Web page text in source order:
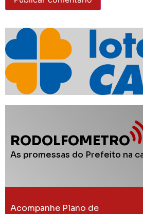
RODOLFOMETRO
As promessas do Prefeito na
Acompanhe Plano de